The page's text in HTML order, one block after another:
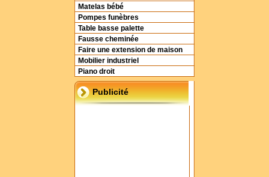
Matelas bébé
Pompes funèbres
Table basse palette
Fausse cheminée
Faire une extension de maison
Mobilier industriel
Piano droit
Publicité